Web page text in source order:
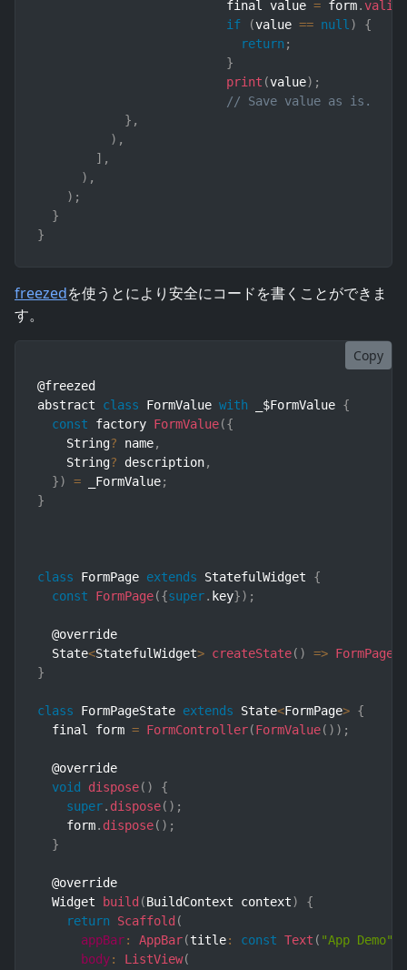
		          final value
= form.
if
(value == null)
{
return ;
}
print (value) ;
// Save value as is.
} ,
) ,
] ,
) ,
) ;
}
}
freezedを使うとにより安全にコードを書くことができま
す。
Copy
@freezed
abstract class FormValue with _$FormValue {
const factory FormValue({
    String
? name,
    String
? description,
}) = _FormValue;
}
class FormPage extends StatefulWidget
{
const
FormPage({super. key}) ;
  @override
  State
<StatefulWidget> createState( ) =>
}
class FormPageState extends State<FormPage> {
  final form
= FormController(FormValue( ) ) ;
  @override
void
dispose( )
{
super. dispose( ) ;
    form
. dispose( ) ;
}
  @override
  Widget
build (BuildContext context)
{
return
Scaffold (
appBar: AppBar(title: const Text ( "App Demo"
body: ListView(